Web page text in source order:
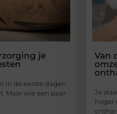
je
in de eerste dagen
Maar wie een paar
Van
Je
hoger